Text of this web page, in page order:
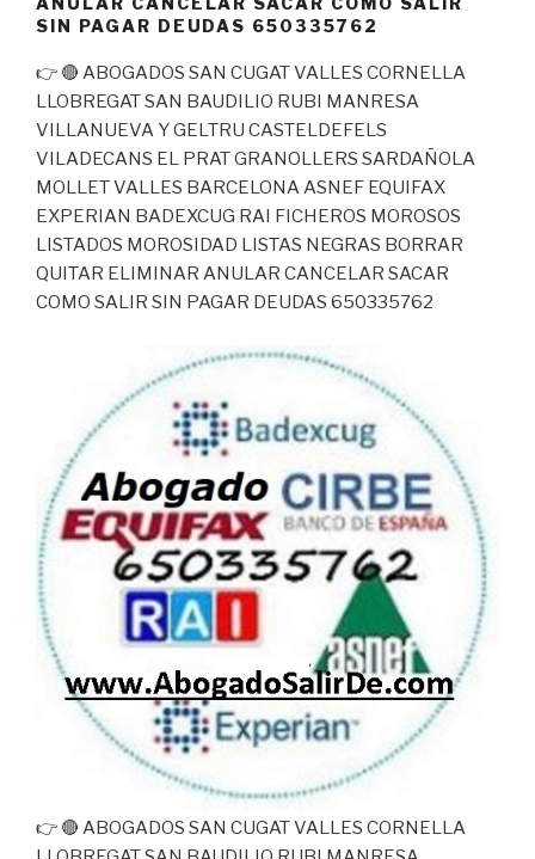
SIN PAGAR DEUDAS 650335762
👉 🔴 ABOGADOS SAN CUGAT VALLES CORNELLA
LLOBREGAT SAN BAUDILIO RUBI MANRESA
VILLANUEVA Y GELTRU CASTELDEFELS
VILADECANS EL PRAT GRANOLLERS SARDAÑOLA
MOLLET VALLES BARCELONA ASNEF EQUIFAX
EXPERIAN BADEXCUG RAI FICHEROS MOROSOS
LISTADOS MOROSIDAD LISTAS NEGRAS BORRAR
QUITAR ELIMINAR ANULAR CANCELAR SACAR
COMO SALIR SIN PAGAR DEUDAS 650335762
👉 🔴 ABOGADOS SAN CUGAT VALLES CORNELLA